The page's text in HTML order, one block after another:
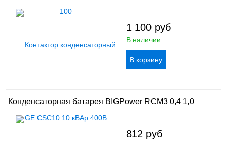
1 100 руб
В наличии
Конденсаторная батарея BIGPower RCM3 0,4 1,0
812 руб